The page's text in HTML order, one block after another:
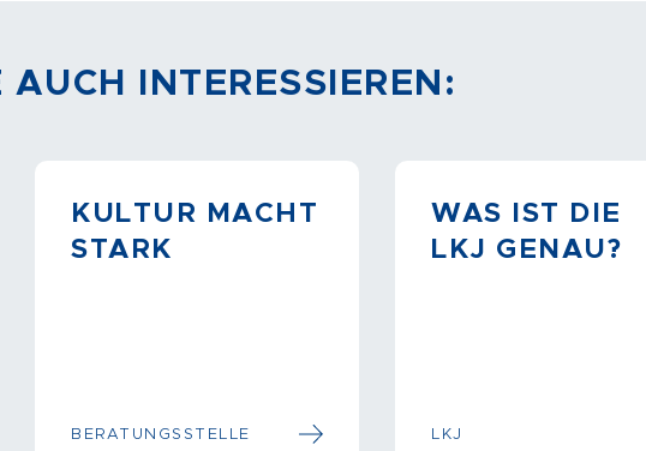
INTERESSIEREN:
KULTUR MACHT
STARK
BERATUNGSSTELLE
WAS IST DIE
LKJ GENAU?
LKJ